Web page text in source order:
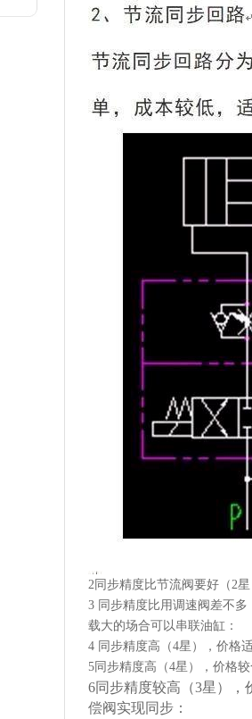
2同步精度比节流阀要好（2
3 同步精度比用调速阀差不
载大的场合可以串联油缸：
4 同步精度高（4星），价格
5 同步精度高（4星 ），价格
6同步精度较高（3星 ），
偿阀实现同步：